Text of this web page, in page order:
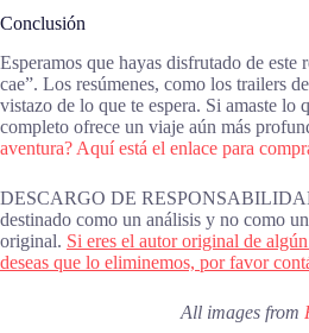
Conclusión
Esperamos que hayas disfrutado de este
cae”. Los resúmenes, como los trailers
vistazo de lo que te espera. Si amaste lo
completo ofrece un viaje aún más
aventura? Aquí está el enlace para
DESCARGO DE
destinado como un análisis y no como
original. Si eres el autor original de
deseas que lo eliminemos, por favor
All images from